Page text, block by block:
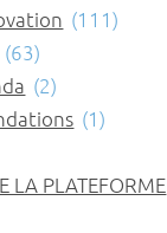
(111)
(63)
(2)
(1)
LA PLATEFORME